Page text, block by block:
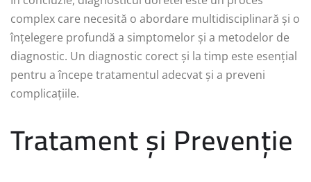
complex care necesită o abordare multidisciplinară și o
înțelegere profundă a simptomelor și a metodelor de
diagnostic. Un diagnostic corect și la timp este esențial
pentru a începe tratamentul adecvat și a preveni
complicațiile.
Tratament și Prevenție